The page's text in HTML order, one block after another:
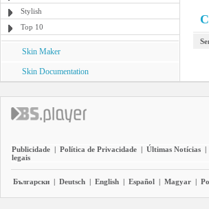
Stylish
Top 10
Skin Maker
Skin Documentation
Publicidade | Política de Privacidade | Últimas Notícias |
legais
Български | Deutsch | English | Español | Magyar |